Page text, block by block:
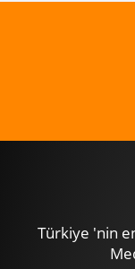
Türkiye 'nin